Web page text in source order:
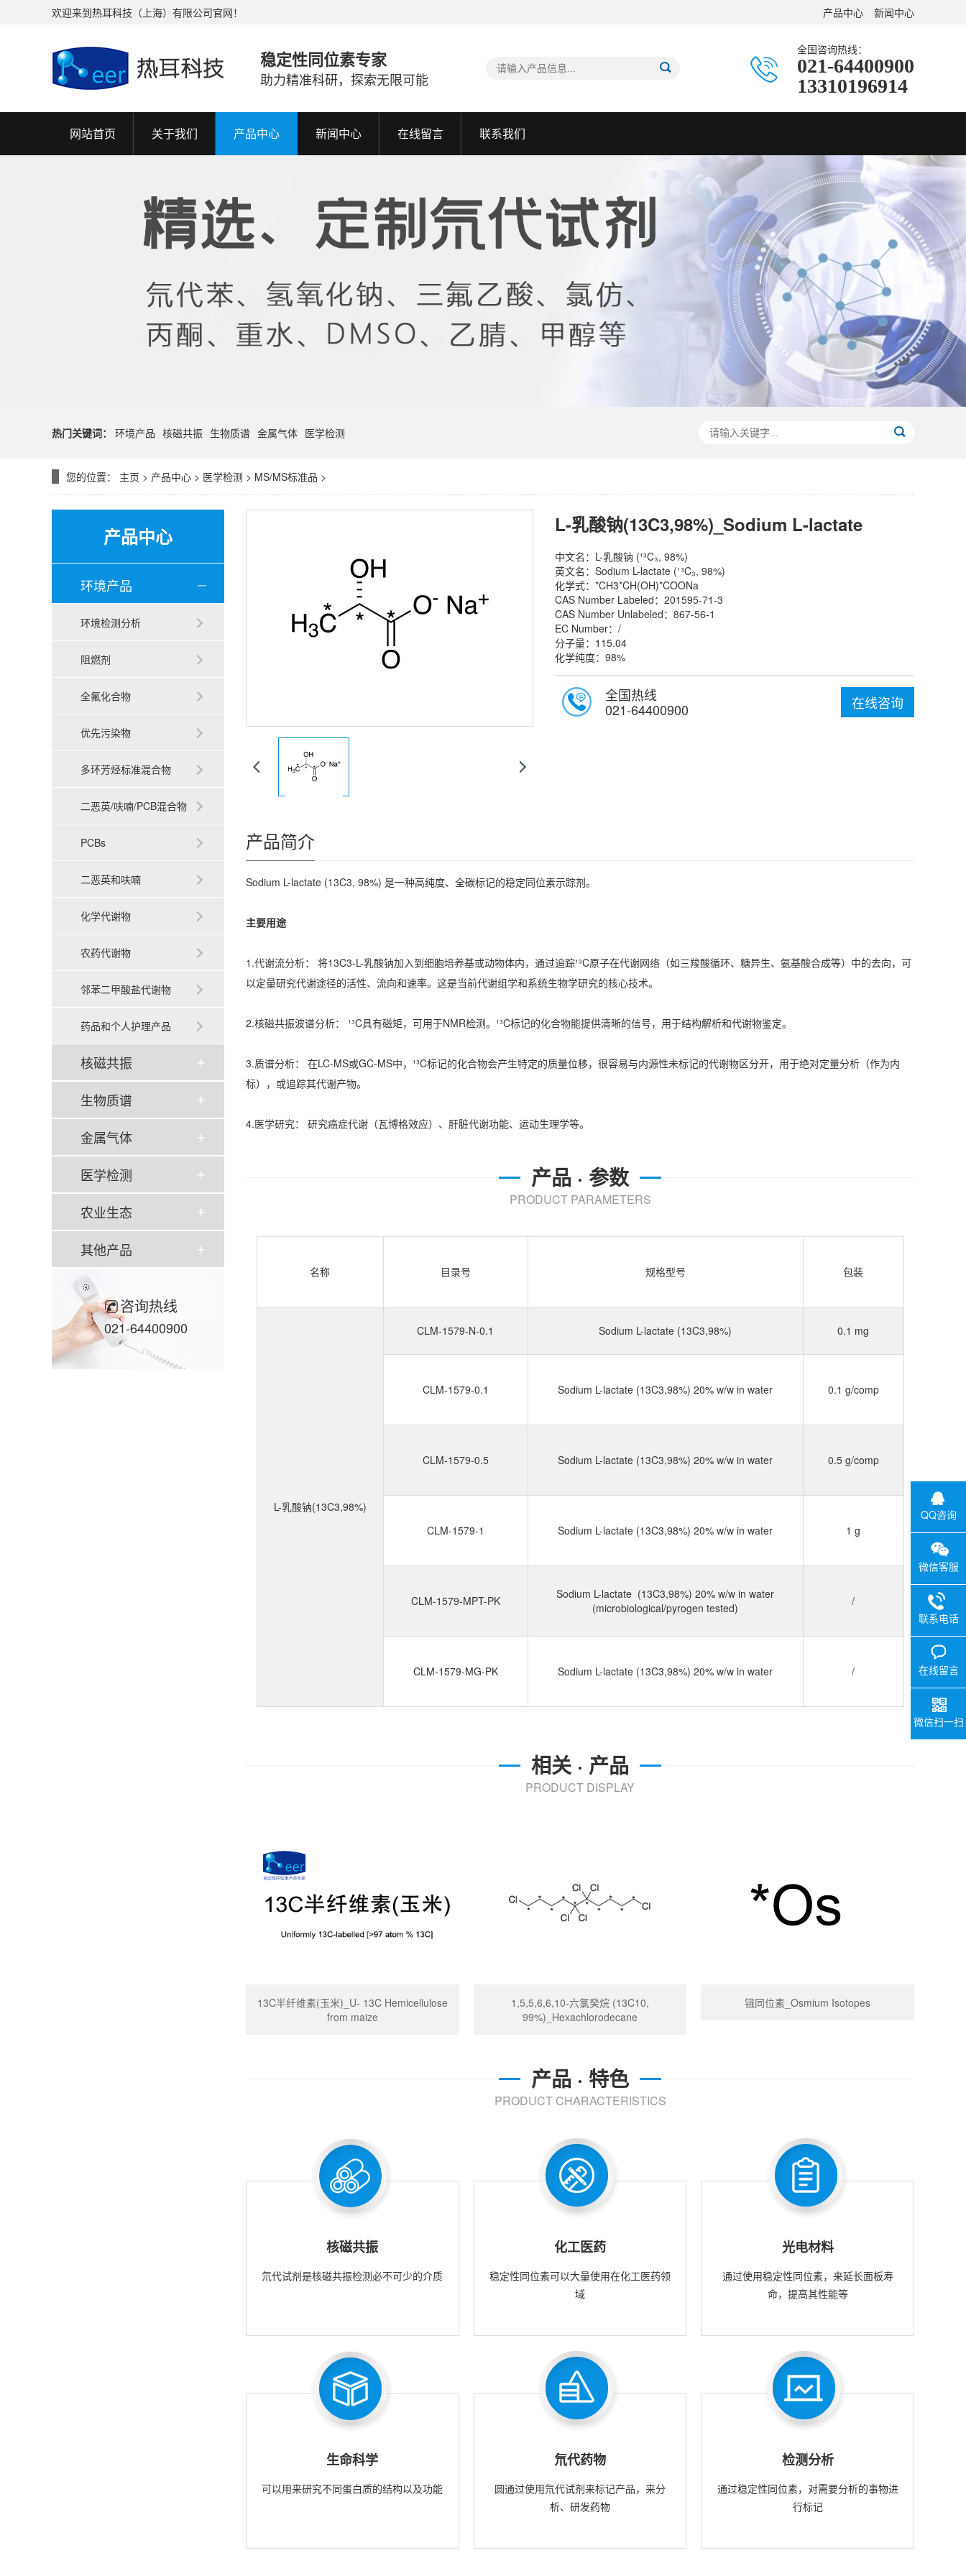
产品中心 新闻中心
欢迎来到热耳科技（上海）有限公司官网！
稳定性同位素专家
助力精准科研，探索无限可能
全国咨询热线：
021-64400900
13310196914
网站首页 关于我们 产品中心 新闻中心 在线留言 联系我们
热门关键词： 环境产品 核磁共振 生物质谱 金属气体 医学检测
您的位置： 主页 > 产品中心 > 医学检测 > MS/MS标准品 >
产品中心
环境产品
环境检测分析
阻燃剂
全氟化合物
优先污染物
多环芳烃标准混合物
二恶英/呋喃/PCB混合物
PCBs
二恶英和呋喃
化学代谢物
农药代谢物
邻苯二甲酸盐代谢物
药品和个人护理产品
核磁共振
生物质谱
金属气体
医学检测
农业生态
其他产品
咨询热线
021-64400900
L-乳酸钠(13C3,98%)_Sodium L-lactate
中文名：L-乳酸钠 (¹³C₃, 98%)
英文名：Sodium L-lactate (¹³C₃, 98%)
化学式：*CH3*CH(OH)*COONa
CAS Number Labeled：201595-71-3
CAS Number Unlabeled：867-56-1
EC Number：/
分子量：115.04
化学纯度：98%
在线咨询
全国热线
021-64400900
产品简介
Sodium L-lactate (13C3, 98%) 是一种高纯度、全碳标记的稳定同位素示踪剂。
主要用途
1.代谢流分析： 将13C3-L-乳酸钠加入到细胞培养基或动物体内，通过追踪¹³C原子在代谢网络（如三羧酸循环、糖异生、氨基酸合成等）中的去向，可
以定量研究代谢途径的活性、流向和速率。这是当前代谢组学和系统生物学研究的核心技术。
2.核磁共振波谱分析： ¹³C具有磁矩，可用于NMR检测。¹³C标记的化合物能提供清晰的信号，用于结构解析和代谢物鉴定。
3.质谱分析： 在LC-MS或GC-MS中，¹³C标记的化合物会产生特定的质量位移，很容易与内源性未标记的代谢物区分开，用于绝对定量分析（作为内
标），或追踪其代谢产物。
4.医学研究： 研究癌症代谢（瓦博格效应）、肝脏代谢功能、运动生理学等。
产品 · 参数
PRODUCT PARAMETERS
名称 目录号 规格型号 包装
L-乳酸钠(13C3,98%)
CLM-1579-N-0.1 Sodium L-lactate (13C3,98%) 0.1 mg
CLM-1579-0.1 Sodium L-lactate (13C3,98%) 20% w/w in water 0.1 g/comp
CLM-1579-0.5 Sodium L-lactate (13C3,98%) 20% w/w in water 0.5 g/comp
CLM-1579-1 Sodium L-lactate (13C3,98%) 20% w/w in water 1 g
CLM-1579-MPT-PK
Sodium L-lactate (13C3,98%) 20% w/w in water
(microbiological/pyrogen tested)
/
CLM-1579-MG-PK Sodium L-lactate (13C3,98%) 20% w/w in water /
相关 · 产品
PRODUCT DISPLAY
13C半纤维素(玉米)_U- 13C Hemicellulose
from maize
1,5,5,6,6,10-六氯癸烷 (13C10,
99%)_Hexachlorodecane
锇同位素_Osmium Isotopes
产品 · 特色
PRODUCT CHARACTERISTICS
核磁共振
氘代试剂是核磁共振检测必不可少的介质
化工医药
稳定性同位素可以大量使用在化工医药领
域
光电材料
通过使用稳定性同位素，来延长面板寿
命，提高其性能等
生命科学
可以用来研究不同蛋白质的结构以及功能
氘代药物
圆通过使用氘代试剂来标记产品，来分
析、研发药物
检测分析
通过稳定性同位素，对需要分析的事物进
行标记
QQ咨询
微信客服
联系电话
在线留言
微信扫一扫